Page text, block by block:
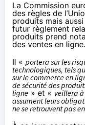
La Commission
des règles de
produits mais
futur règlement
produits prend
des ventes en ligne.
Il « portera sur les
technologiques, tels
sur le commerce en
de sécurité des
ligne » et « veillera
assument leurs
ne se retrouvent pas